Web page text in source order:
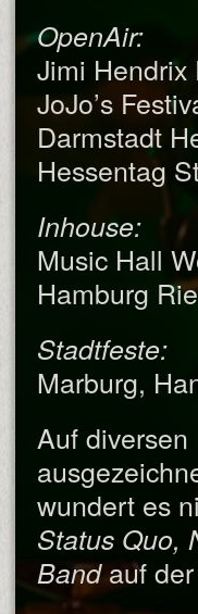
OpenAir:
Jimi
JoJo’s
Darmstadt
Hessentag
Inhouse:
Music Hall
Hamburg
Stadtfeste:
Marburg,
Auf
wundert es
Status Quo,
Bandauf der